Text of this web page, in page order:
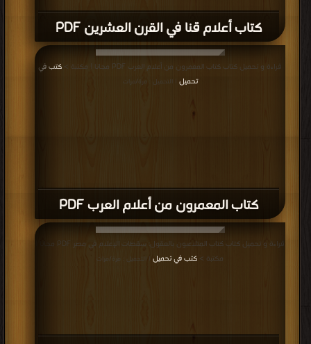
كتاب أعلام قنا في القرن العشرين PDF
كتاب المعمرون من أعلام العرب PDF
قراءة و تحميل كتاب كتاب المعمرون من أعلام العرب PDF مجانا | مكتبة >
كتب في
تحميل
| التحميل : مرة/مرات
قراءة و تحميل كتاب كتاب المتلاعبون بالعقول: سقطات الإعلام في مصر PDF مجانا |
مكتبة > كتب في تحميل | التحميل : مرة/مرات